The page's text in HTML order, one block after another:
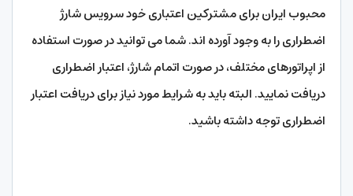
محبوب ایران برای مشترکین اعتباری خود سرویس شارژ
اضطراری را به وجود آورده اند. شما می توانید در صورت استفاده
از اپراتورهای مختلف، در صورت اتمام شارژ، اعتبار اضطراری
دریافت نمایید. البته باید به شرایط مورد نیاز برای دریافت اعتبار
اضطراری توجه داشته باشید.